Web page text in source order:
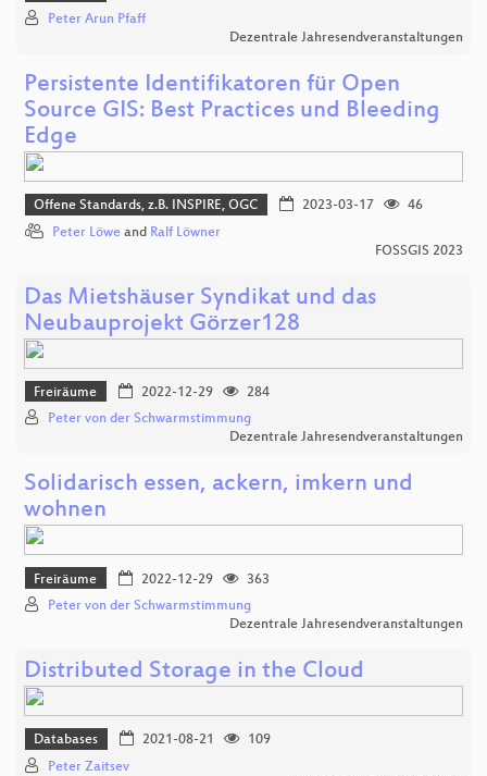
Peter Arun Pfaff
Dezentrale Jahresendveranstaltungen
Persistente Identifikatoren für Open
Source GIS: Best Practices und Bleeding
Edge
Offene Standards, z.B. INSPIRE, OGC 2023-03-17
46
Peter Löwe and Ralf Löwner
FOSSGIS 2023
Das Mietshäuser Syndikat und das
Neubauprojekt Görzer128
Freiräume 2022-12-29
284
Peter von der Schwarmstimmung
Dezentrale Jahresendveranstaltungen
Solidarisch essen, ackern, imkern und
wohnen
Freiräume 2022-12-29
363
Peter von der Schwarmstimmung
Dezentrale Jahresendveranstaltungen
Distributed Storage in the Cloud
Databases 2021-08-21
109
Peter Zaitsev